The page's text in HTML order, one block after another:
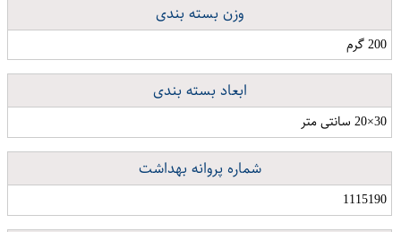
وزن بسته بندی
200 گرم
ابعاد بسته بندی
30×20 سانتی متر
شماره پروانه بهداشت
1115190